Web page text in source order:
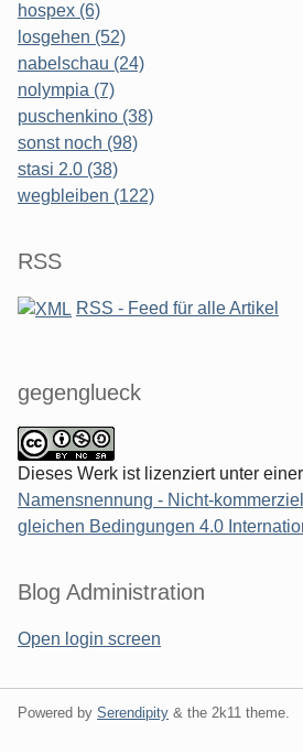
hospex (6)
losgehen (52)
nabelschau (24)
nolympia (7)
puschenkino (38)
sonst noch (98)
stasi 2.0 (38)
wegbleiben (122)
RSS
RSS - Feed für alle Artikel
gegenglueck
Dieses Werk ist lizenziert unter einer
Namensnennung - Nicht-
gleichen Bedingungen 4.0
Blog Administration
Open login screen
Powered by Serendipity & the 2k11 theme.